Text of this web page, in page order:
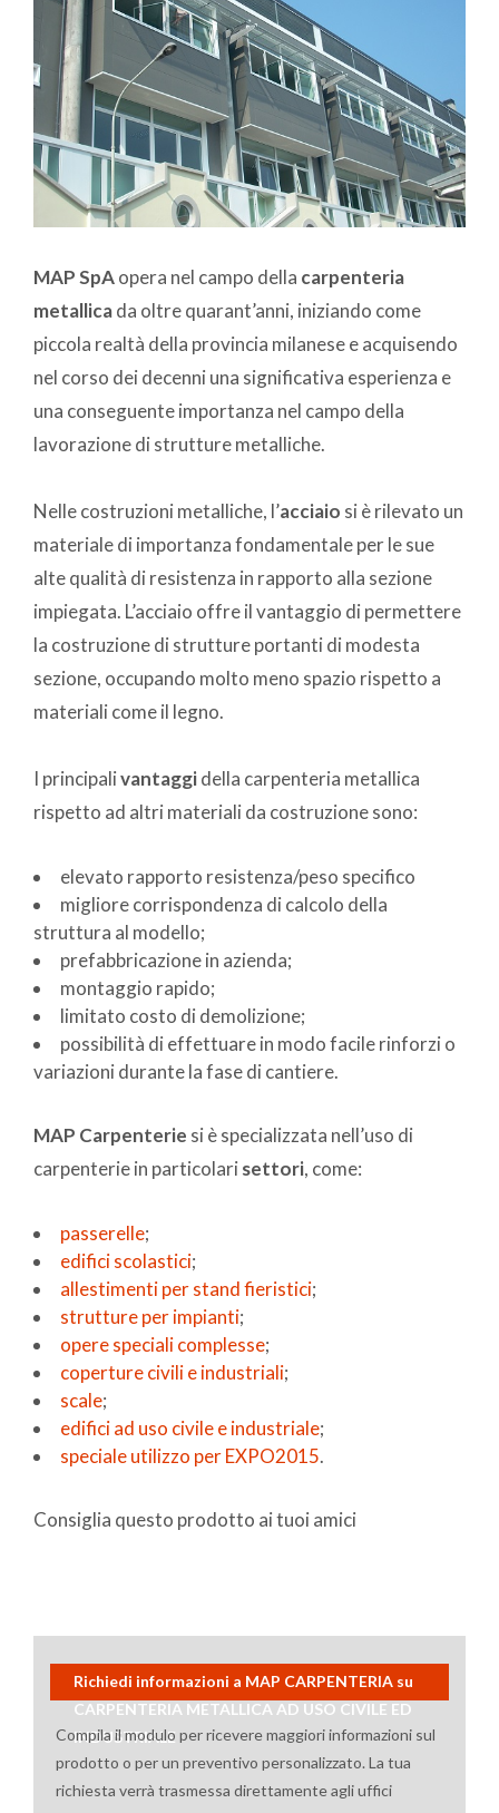
MAP SpAopera nel campo della carpenteria
metallicada oltre quarant’anni, iniziando come
piccola realtà della provincia milanese e acquisendo
nel corso dei decenni una significativa esperienza e
una conseguente importanza nel campo della
lavorazione di strutture metalliche.
Nelle costruzioni metalliche, l’acciaio si è rilevato un
materiale di importanza fondamentale per le sue
alte qualità di resistenza in rapporto alla sezione
impiegata. L’acciaio offre il vantaggio di permettere
la costruzione di strutture portanti di modesta
sezione, occupando molto meno spazio rispetto a
materiali come il legno.
I principalivantaggidella carpenteria metallica
rispetto ad altri materiali da costruzione sono:
elevato rapporto resistenza/peso specifico
migliore corrispondenza di calcolo della
struttura al modello;
prefabbricazione in azienda;
montaggio rapido;
limitato costo di demolizione;
possibilità di effettuare in modo facile rinforzi o
variazioni durante la fase di cantiere.
MAP Carpenterie si è specializzata nell’uso di
carpenterie in particolari settori, come:
passerelle;
edifici scolastici;
allestimenti per stand fieristici;
strutture per impianti;
opere speciali complesse;
coperture civili e industriali;
scale;
edifici ad uso civile e industriale;
speciale utilizzo per EXPO2015.
Consiglia questo prodotto ai tuoi amici
Richiedi informazioni a MAP CARPENTERIA su
CARPENTERIA METALLICA AD USO CIVILE ED
INDUSTRIALE
Compila il modulo per ricevere maggiori informazioni sul
prodotto o per un preventivo personalizzato. La tua
richiesta verrà trasmessa direttamente agli uffici